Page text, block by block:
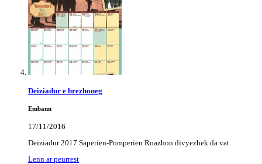
Deiziadur e brezhoneg
Embann
17/11/2016
Deiziadur 2017 Saperien-Pomperien Roazhon divyezhek da vat.
Lenn ar peurrest